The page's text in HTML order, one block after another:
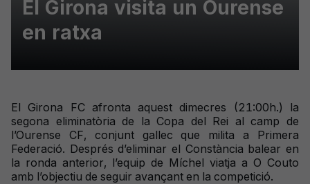
El Girona visita un Ourense
en ratxa
El Girona FC afronta aquest dimecres (21:00h.) la
segona eliminatòria de la Copa del Rei al camp de
l’Ourense CF, conjunt gallec que milita a Primera
Federació. Després d’eliminar el Constància balear en
la ronda anterior, l’equip de Míchel viatja a O Couto
amb l’objectiu de seguir avançant en la competició.